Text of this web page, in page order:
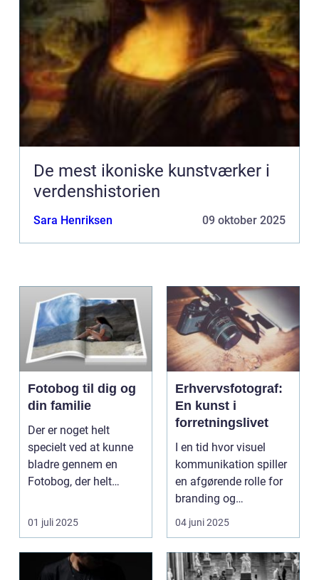
De mest ikoniske kunstværker i
verdenshistorien
Sara Henriksen 09 oktober 2025
Fotobog til dig og
din familie
Der er noget helt
specielt ved at kunne
bladre gennem en
Fotobog, der helt
minde...
01 juli 2025
Erhvervsfotograf:
En kunst i
forretningslivet
I en tid hvor visuel
kommunikation spiller
en afgørende rolle for
branding og
markedsfø...
04 juni 2025